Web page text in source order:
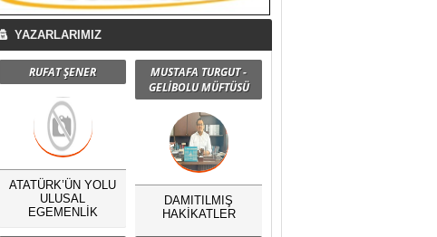
YAZARLARIMIZ
RUFAT ŞENER
ATATÜRK’ÜN YOLU
ULUSAL
EGEMENLİK
MUSTAFA TURGUT -
GELİBOLU MÜFTÜSÜ
DAMITILMIŞ
HAKİKATLER